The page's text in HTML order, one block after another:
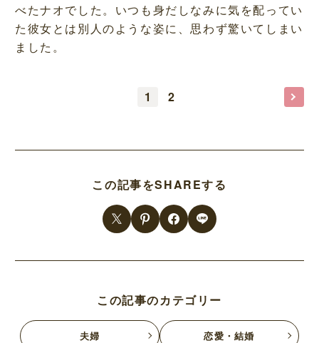
べたナオでした。いつも身だしなみに気を配ってい
た彼女とは別人のような姿に、思わず驚いてしまい
ました。
1 2
この記事をSHAREする
この記事のカテゴリー
夫婦 恋愛・結婚